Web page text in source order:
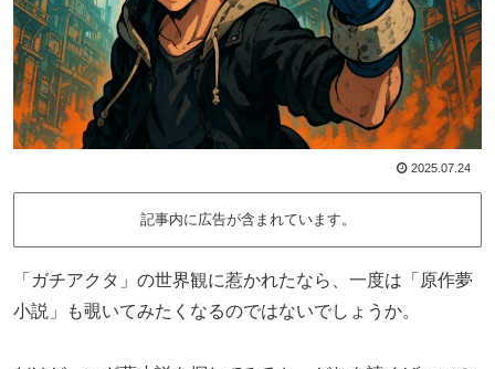
2025.07.24
記事内に広告が含まれています。
「ガチアクタ」の世界観に惹かれたなら、一度は「原作夢
小説」も覗いてみたくなるのではないでしょうか。